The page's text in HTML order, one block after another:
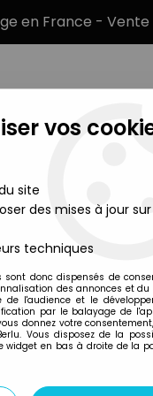
en France -
vos
site
des mises à jour
techniques
donc dispensés de
des annonces et du
l'audience et le
par le balayage de
donnez votre
Vous disposez de la
en bas à droite de la